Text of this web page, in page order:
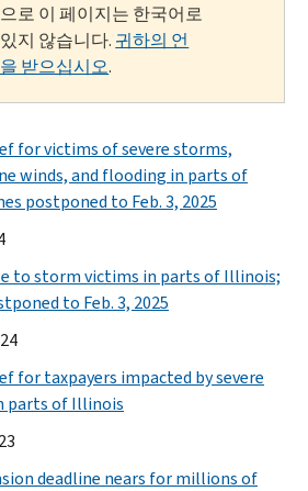
로 이 페이지는 한국어로
지 않습니다. 귀하의 언
받으십시오.
for victims of severe storms,
winds, and flooding in parts of
postponed to Feb. 3, 2025
to storm victims in parts of Illinois;
to Feb. 3, 2025
for taxpayers impacted by severe
parts of Illinois
deadline nears for millions of